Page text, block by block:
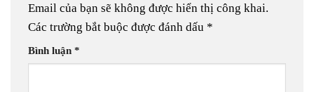
Email của bạn sẽ không được hiển thị công khai.
Các trường bắt buộc được đánh dấu *
Bình luận *